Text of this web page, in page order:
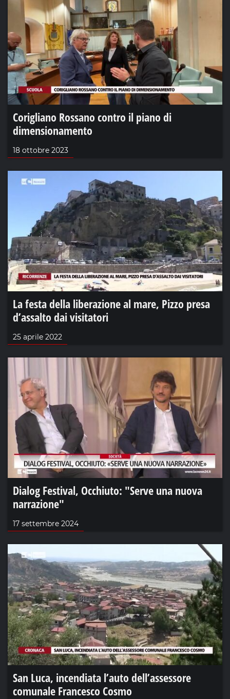
Corigliano Rossano contro il piano di
dimensionamento
18 ottobre 2023
La festa della liberazione al mare, Pizzo presa
d’assalto dai visitatori
25 aprile 2022
Dialog Festival, Occhiuto: "Serve una nuova
narrazione"
17 settembre 2024
San Luca, incendiata l’auto dell’assessore
comunale Francesco Cosmo